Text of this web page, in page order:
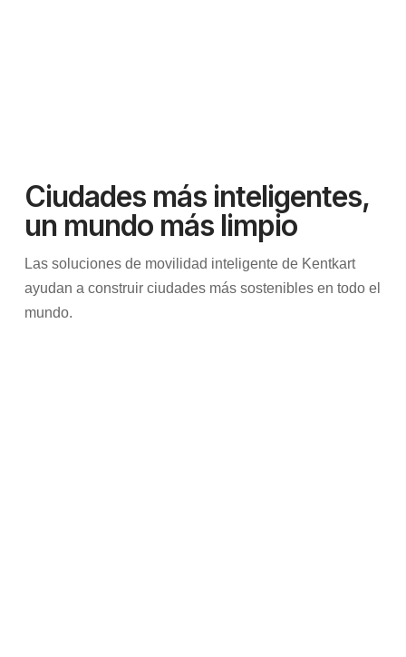
Ciudades más inteligentes,
un mundo más limpio
Las soluciones de movilidad inteligente de Kentkart
ayudan a construir ciudades más sostenibles en todo el
mundo.